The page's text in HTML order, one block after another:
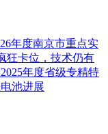
年度南京市重点实
狂卡位，技术仍有
年度省级专精特
池进展